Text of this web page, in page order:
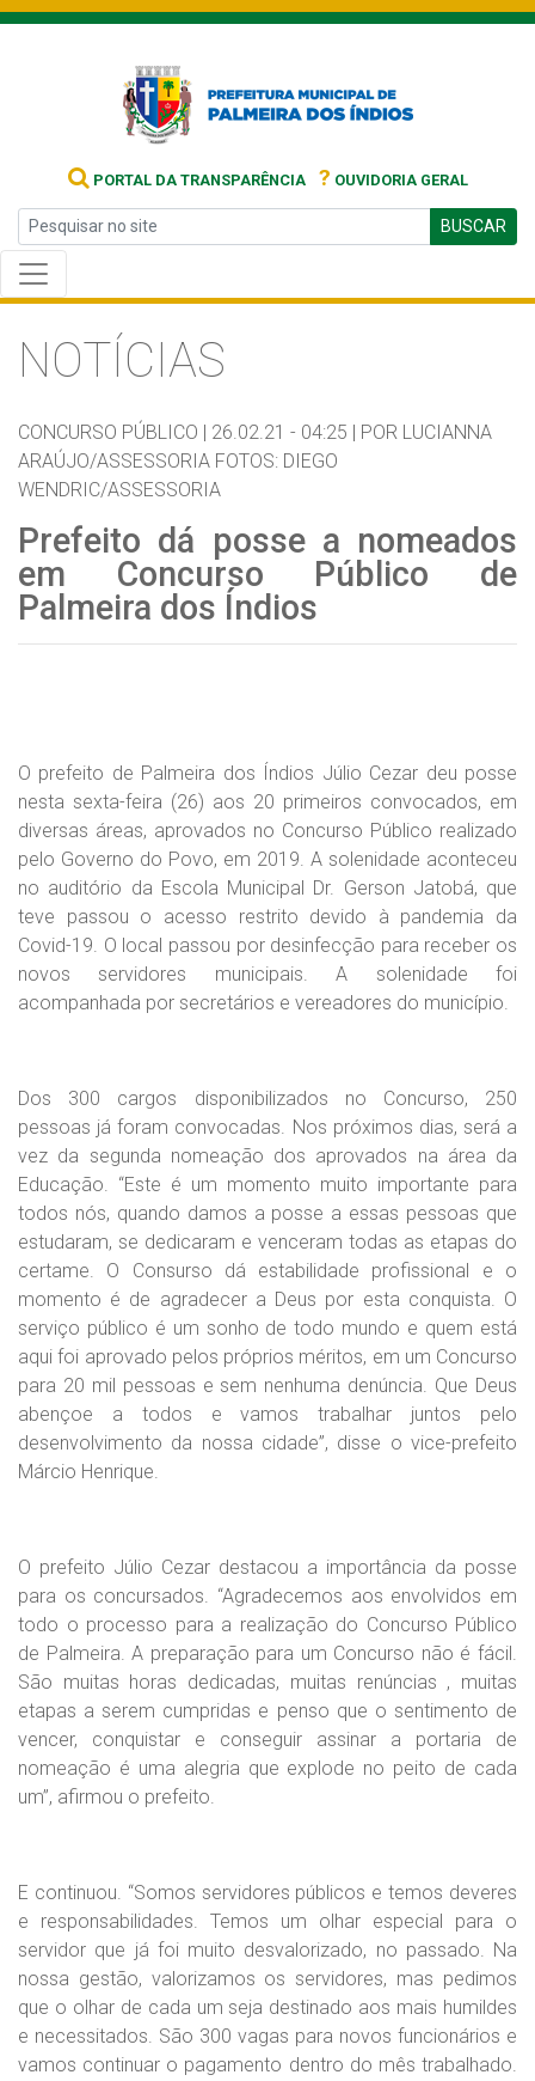
PORTAL DA TRANSPARÊNCIA ? OUVIDORIA GERAL
BUSCAR
NOTÍCIAS
CONCURSO PÚBLICO | 26.02.21 - 04:25 | POR LUCIANNA
ARAÚJO/ASSESSORIA FOTOS: DIEGO
WENDRIC/ASSESSORIA
Prefeito dá posse a nomeados
em Concurso Público de
Palmeira dos Índios
O prefeito de Palmeira dos Índios Júlio Cezar deu posse
nesta sexta-feira (26) aos 20 primeiros convocados, em
diversas áreas, aprovados no Concurso Público realizado
pelo Governo do Povo, em 2019. A solenidade aconteceu
no auditório da Escola Municipal Dr. Gerson Jatobá, que
teve passou o acesso restrito devido à pandemia da
Covid-19. O local passou por desinfecção para receber os
novos servidores municipais. A solenidade foi
acompanhada por secretários e vereadores do município.
Dos 300 cargos disponibilizados no Concurso, 250
pessoas já foram convocadas. Nos próximos dias, será a
vez da segunda nomeação dos aprovados na área da
Educação. “Este é um momento muito importante para
todos nós, quando damos a posse a essas pessoas que
estudaram, se dedicaram e venceram todas as etapas do
certame. O Consurso dá estabilidade profissional e o
momento é de agradecer a Deus por esta conquista. O
serviço público é um sonho de todo mundo e quem está
aqui foi aprovado pelos próprios méritos, em um Concurso
para 20 mil pessoas e sem nenhuma denúncia. Que Deus
abençoe a todos e vamos trabalhar juntos pelo
desenvolvimento da nossa cidade”, disse o vice-prefeito
Márcio Henrique.
O prefeito Júlio Cezar destacou a importância da posse
para os concursados. “Agradecemos aos envolvidos em
todo o processo para a realização do Concurso Público
de Palmeira. A preparação para um Concurso não é fácil.
São muitas horas dedicadas, muitas renúncias , muitas
etapas a serem cumpridas e penso que o sentimento de
vencer, conquistar e conseguir assinar a portaria de
nomeação é uma alegria que explode no peito de cada
um”, afirmou o prefeito.
E continuou. “Somos servidores públicos e temos deveres
e responsabilidades. Temos um olhar especial para o
servidor que já foi muito desvalorizado, no passado. Na
nossa gestão, valorizamos os servidores, mas pedimos
que o olhar de cada um seja destinado aos mais humildes
e necessitados. São 300 vagas para novos funcionários e
vamos continuar o pagamento dentro do mês trabalhado.